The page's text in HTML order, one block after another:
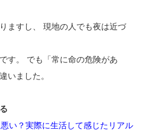
ますし、 現地の人でも夜は近づ
す。 でも「常に命の危険があ
いました。
い？実際に生活して感じたリアル